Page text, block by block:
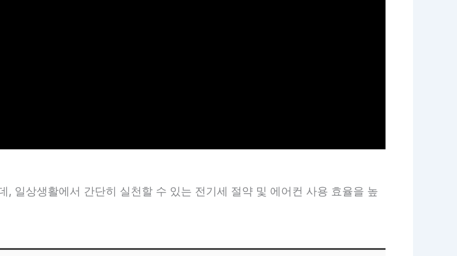
일상생활에서 간단히 실천할 수 있는 전기세 절약 및 에어컨 사용 효율을 높